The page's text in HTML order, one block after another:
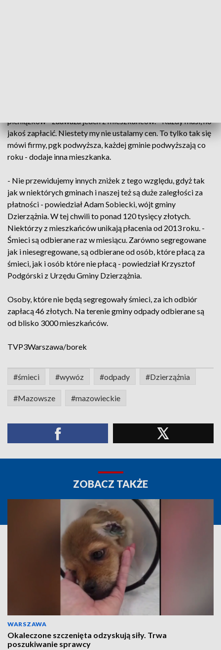
pieniążków - zauważa jeden z mieszkańców. - Każdy musi, no
jakoś zapłacić. Niestety my nie ustalamy cen. To tylko tak się
mówi firmy, pgk podwyższa, każdej gminie podwyższają co
roku - dodaje inna mieszkanka.
- Nie przewidujemy innych zniżek z tego względu, gdyż tak
jak w niektórych gminach i naszej też są duże zaległości za
płatności - powiedział Adam Sobiecki, wójt gminy
Dzierzążnia. W tej chwili to ponad 120 tysięcy złotych.
Niektórzy z mieszkańców unikają płacenia od 2013 roku. -
Śmieci są odbierane raz w miesiącu. Zarówno segregowane
jak i niesegregowane, są odbierane od osób, które płacą za
śmieci, jak i osób które nie płacą - powiedział Krzysztof
Podgórski z Urzędu Gminy Dzierzążnia.
Osoby, które nie będą segregowały śmieci, za ich odbiór
zapłacą 46 złotych. Na terenie gminy odpady odbierane są
od blisko 3000 mieszkańców.
TVP3Warszawa/borek
#śmieci #wywóz #odpady #Dzierzążnia
#Mazowsze #mazowieckie
ZOBACZ TAKŻE
WARSZAWA
Okaleczone szczenięta odzyskują siły. Trwa
poszukiwanie sprawcy